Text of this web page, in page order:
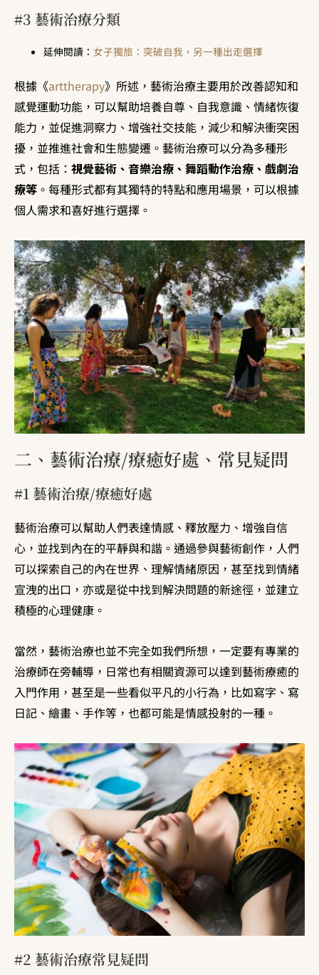
#3 藝術治療分類
延伸閱讀：女子獨旅：突破自我，另一種出走選擇
根據《arttherapy》所述，藝術治療主要用於改善認知和
感覺運動功能，可以幫助培養自尊、自我意識、情緒恢復
能力，並促進洞察力、增強社交技能，減少和解決衝突困
擾，並推進社會和生態變遷。藝術治療可以分為多種形
式，包括： 視覺藝術、音樂治療、舞蹈動作治療、戲劇治
療等 。每種形式都有其獨特的特點和應用場景，可以根據
個人需求和喜好進行選擇。
二、藝術治療/療癒好處、常見疑問
#1 藝術治療/療癒好處
藝術治療可以幫助人們表達情感、釋放壓力、增強自信
心，並找到內在的平靜與和諧。通過參與藝術創作，人們
可以探索自己的內在世界、理解情緒原因，甚至找到情緒
宣洩的出口，亦或是從中找到解決問題的新途徑，並建立
積極的心理健康。
當然，藝術治療也並不完全如我們所想，一定要有專業的
治療師在旁輔導，日常也有相關資源可以達到藝術療癒的
入門作用，甚至是一些看似平凡的小行為，比如寫字、寫
日記、繪畫、手作等，也都可能是情感投射的一種。
#2 藝術治療常見疑問